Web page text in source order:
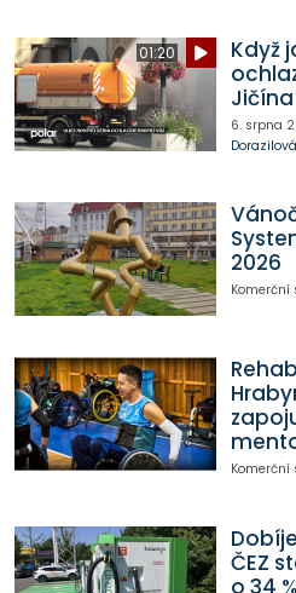
01:20
Když
6. srpna
Dorazilová
2026
Komerční
Komerční
ČEZ
o 34